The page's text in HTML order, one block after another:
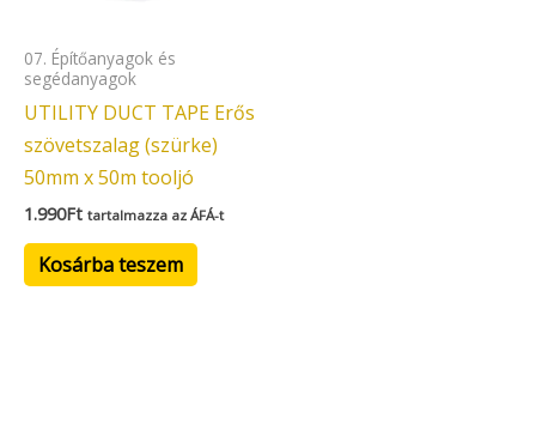
07. Építőanyagok és
segédanyagok
UTILITY DUCT TAPE Erős
szövetszalag (szürke)
50mm x 50m tooljó
1.990Ft tartalmazza az ÁFÁ-t
Kosárba teszem